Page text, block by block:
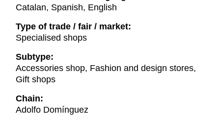
Catalan, Spanish, English
Type of trade / fair / market:
Specialised shops
Subtype:
Accessories shop, Fashion and design stores,
Gift shops
Chain:
Adolfo Domínguez